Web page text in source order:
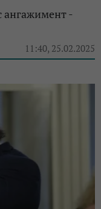
ангажимент -
11:40, 25.02.2025